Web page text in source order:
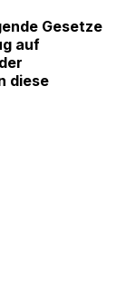
Gesetze
auf
diese